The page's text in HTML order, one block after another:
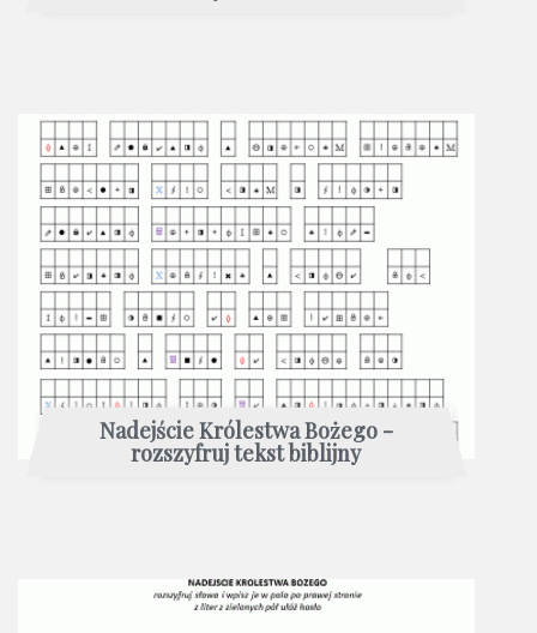
Nadejście Królestwa Bożego -
rozszyfruj tekst biblijny